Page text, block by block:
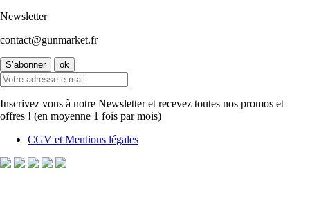
Newsletter
contact@gunmarket.fr
Inscrivez vous à notre Newsletter et recevez toutes nos promos et
offres ! (en moyenne 1 fois par mois)
CGV et Mentions légales